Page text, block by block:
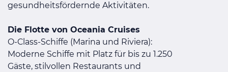
gesundheitsfördernde Aktivitäten.
Die Flotte von Oceania Cruises
O-Class-Schiffe (Marina und Riviera):
Moderne Schiffe mit Platz für bis zu 1.250
Gäste, stilvollen Restaurants und